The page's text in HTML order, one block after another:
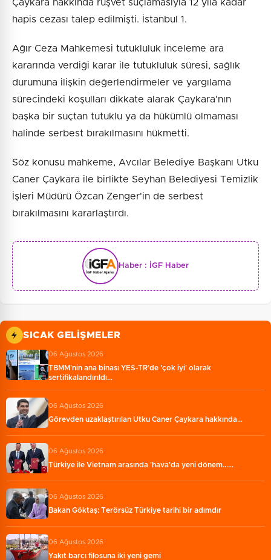
Çaykara hakkında rüşvet suçlamasıyla 12 yıla kadar
hapis cezası talep edilmişti. İstanbul 1.
Ağır Ceza Mahkemesi tutukluluk inceleme ara
kararında verdiği karar ile tutukluluk süresi, sağlık
durumuna ilişkin değerlendirmeler ve yargılama
sürecindeki koşulları dikkate alarak Çaykara'nın
başka bir suçtan tutuklu ya da hükümlü olmaması
halinde serbest bırakılmasını hükmetti.
Söz konusu mahkeme, Avcılar Belediye Başkanı Utku
Caner Çaykara ile birlikte Seyhan Belediyesi Temizlik
İşleri Müdürü Özcan Zenger'in de serbest
bırakılmasını kararlaştırdı.
Haber : İGF Haber
SICAK GELIŞMELER
06 Ağustos 2026
TBMM'nin ana binası YES-TR'de 'çok iyi' olarak
sertifikalandırıldı…
06 Ağustos 2026
Görevden uzaklaştırılan Utku Caner Çaykara hakkında…
06 Ağustos 2026
Türkiye ile Vietnam arasında 'hava'da yeni dönem...…
06 Ağustos 2026
Bakan Göktaş: Terörsüz Türkiye tarihi bir adımdır
06 Ağustos 2026
Yakıt barcı filosuna iki yeni gemi